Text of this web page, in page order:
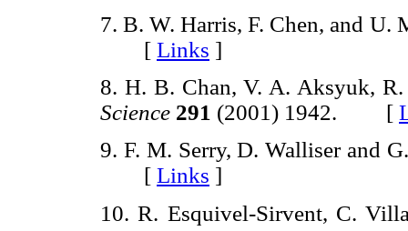
7. B. W. Harris, F. Chen, and U.
[ Links ]
8. H. B. Chan, V. A. Aksyuk,
Science 291 (2001) 1942. [
9. F. M. Serry, D. Walliser and
[ Links ]
10. R. Esquivel-Sirvent, C.